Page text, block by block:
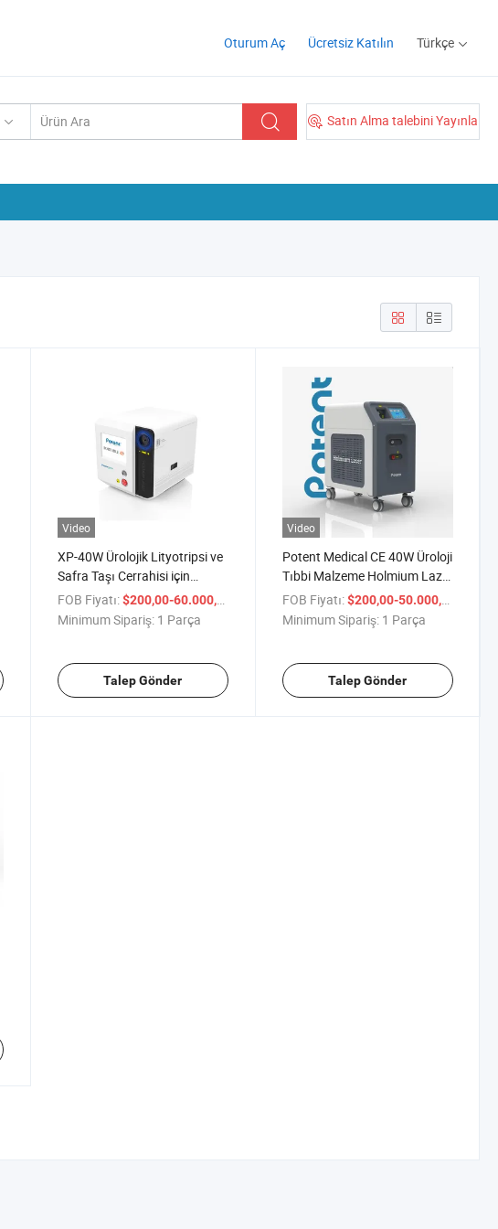
Oturum Aç Ücretsiz Katılın Türkçe
Satın Alma talebini Yayınla
Video
XP-40W Ürolojik Lityotripsi ve
Safra Taşı Cerrahisi için
Taşınabilir Holmium Lazer
Ekipmanı
FOB Fiyatı: $200,00-60.000,00
Minimum Sipariş: 1 Parça
Talep Gönder
Video
Potent Medical CE 40W Üroloji
Tıbbi Malzeme Holmium Lazer
Böbrek İdrar Kesesi Taşı
Üretral Darlık Kesimi Prostat
FOB Fiyatı: $200,00-50.000,00
Minimum Sipariş: 1 Parça
Talep Gönder